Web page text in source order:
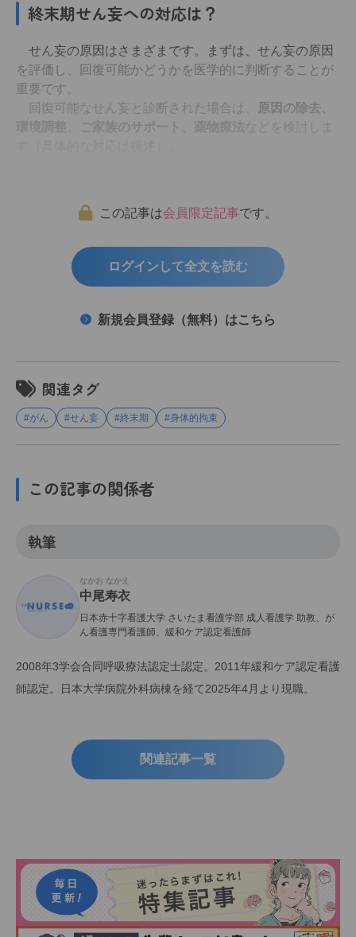
終末期せん妄への対応は？
せん妄の原因はさまざまです。まずは、せん妄の原因
を評価し、回復可能かどうかを医学的に判断することが
重要です。
回復可能なせん妄と診断された場合は、
原因の除去、
環境調整、ご家族のサポート、薬物療法
この記事は会員限定記事です。
ログインして全文を読む
新規会員登録（無料）はこちら
関連タグ
#がん #せん妄 #終末期 #身体的拘束
この記事の関係者
執筆
なかお なかえ
中尾寿衣
日本赤十字看護大学 さいたま看護学部 成人看護学 助教、が
ん看護専門看護師、緩和ケア認定看護師
2008年3学会合同呼吸療法認定士認定。2011年緩和ケア認定看護
師認定。日本大学病院外科病棟を経て2025年4月より現職。
関連記事一覧